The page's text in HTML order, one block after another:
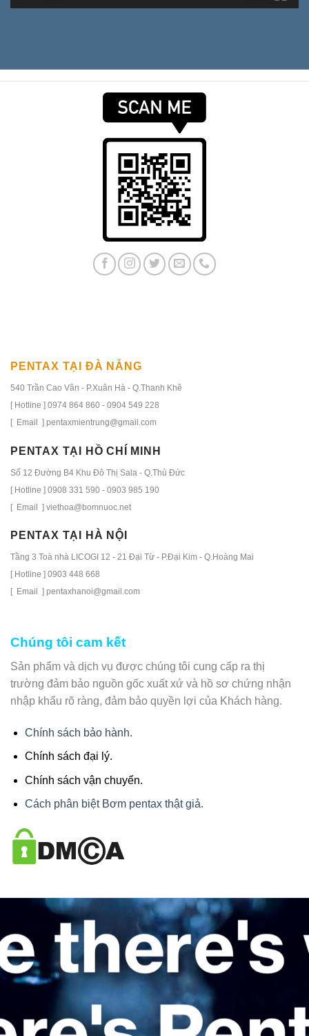
PENTAX TẠI ĐÀ NẴNG
540 Trần Cao Vân - P.Xuân Hà - Q.Thanh Khê
[ Hotline ] 0974 864 860 - 0904 549 228
[ Email ] pentaxmientrung@gmail.com
PENTAX TẠI HỒ CHÍ MINH
Số 12 Đường B4 Khu Đô Thị Sala - Q.Thủ Đức
[ Hotline ] 0908 331 590 - 0903 985 190
[ Email ] viethoa@bomnuoc.net
PENTAX TẠI HÀ NỘI
Tầng 3 Toà nhà LICOGI 12 - 21 Đại Từ - P.Đại Kim - Q.Hoàng Mai
[ Hotline ] 0903 448 668
[ Email ] pentaxhanoi@gmail.com
Chúng tôi cam kết
Sản phẩm và dịch vụ được chúng tôi cung cấp ra thị
trường đảm bảo nguồn gốc xuất xứ và hồ sơ chứng nhận
nhập khẩu rõ ràng, đảm bảo quyền lợi của Khách hàng.
Chính sách bảo hành.
Chính sách đại lý.
Chính sách vận chuyển.
Cách phân biệt Bơm pentax thật giả.